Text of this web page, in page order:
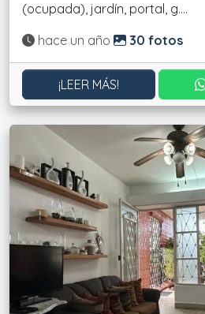
(ocupada), jardín, portal, g....
Actualizado:
hace un año 30 fotos
¡LEER MÁS!